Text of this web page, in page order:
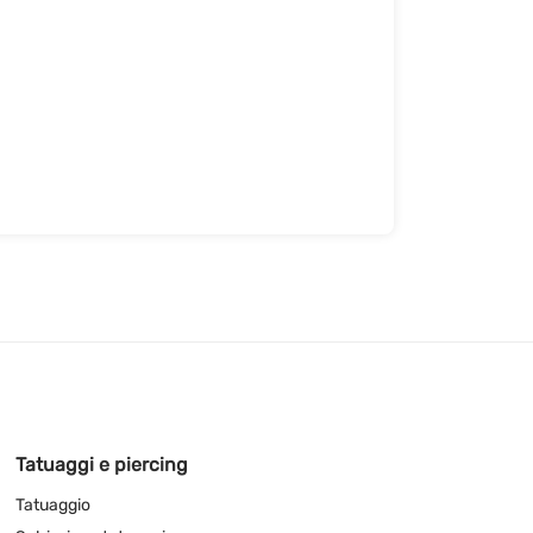
Tatuaggi e piercing
Tatuaggio